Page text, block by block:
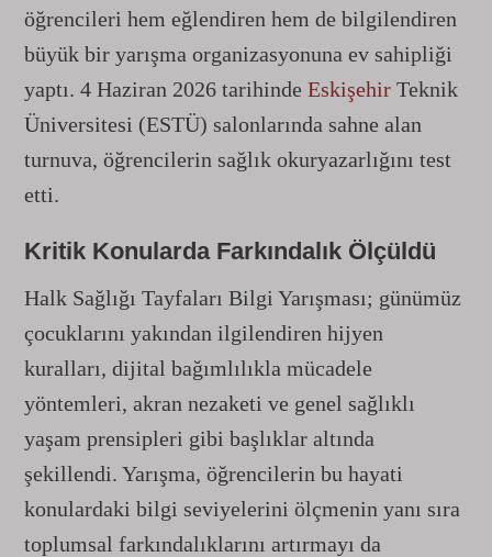
öğrencileri hem eğlendiren hem de bilgilendiren
büyük bir yarışma organizasyonuna ev sahipliği
yaptı. 4 Haziran 2026 tarihinde Eskişehir Teknik
Üniversitesi (ESTÜ) salonlarında sahne alan
turnuva, öğrencilerin sağlık okuryazarlığını test
etti.
Kritik Konularda Farkındalık Ölçüldü
Halk Sağlığı Tayfaları Bilgi Yarışması; günümüz
çocuklarını yakından ilgilendiren hijyen
kuralları, dijital bağımlılıkla mücadele
yöntemleri, akran nezaketi ve genel sağlıklı
yaşam prensipleri gibi başlıklar altında
şekillendi. Yarışma, öğrencilerin bu hayati
konulardaki bilgi seviyelerini ölçmenin yanı sıra
toplumsal farkındalıklarını artırmayı da